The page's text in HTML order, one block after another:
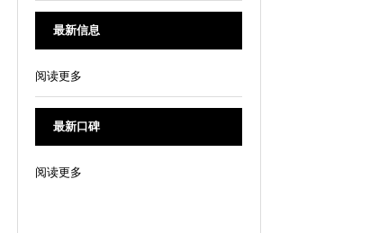
最新信息
阅读更多
最新口碑
阅读更多